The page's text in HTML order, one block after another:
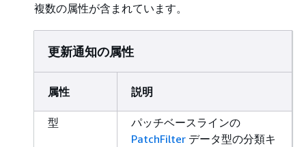
複数の属性が含まれています。
更新通知の属性
属性 説明
型
パッチベースラインの
PatchFilter データ型の分類キ